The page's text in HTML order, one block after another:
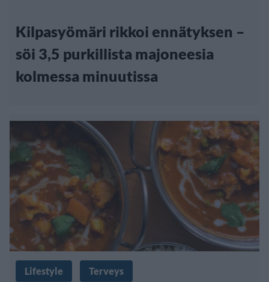
Kilpasyömäri rikkoi ennätyksen –
söi 3,5 purkillista majoneesia
kolmessa minuutissa
Lifestyle Terveys